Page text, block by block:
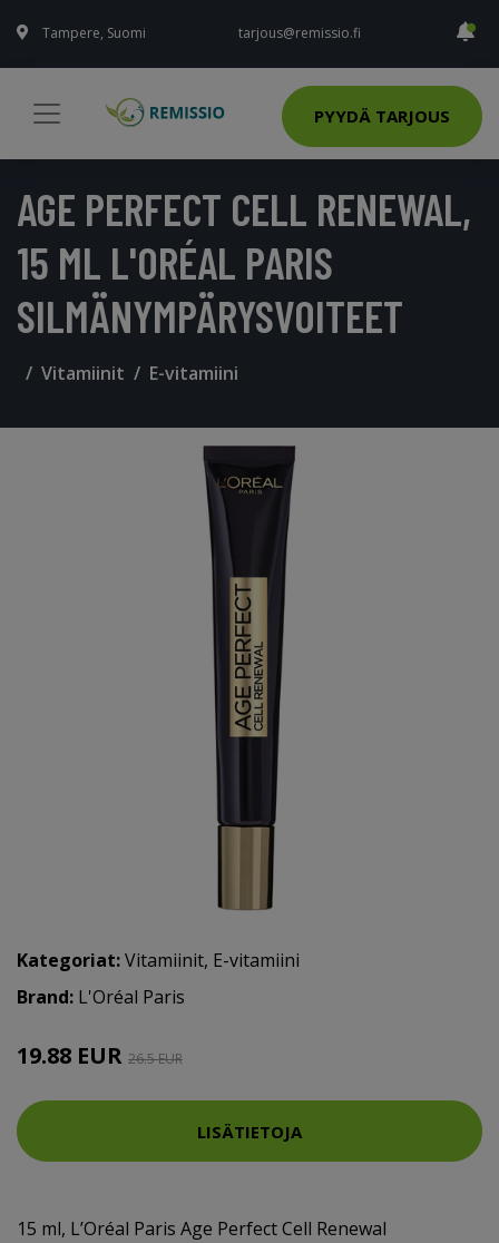
Tampere, Suomi tarjous@remissio.fi
PYYDÄ TARJOUS
AGE PERFECT CELL RENEWAL,
15 ML L'ORÉAL PARIS
SILMÄNYMPÄRYSVOITEET
Vitamiinit E-vitamiini
Kategoriat:Vitamiinit, E-vitamiini
Brand: L'Oréal Paris
19.88 EUR 26.5 EUR
LISÄTIETOJA
15 ml, L’Oréal Paris Age Perfect Cell Renewal